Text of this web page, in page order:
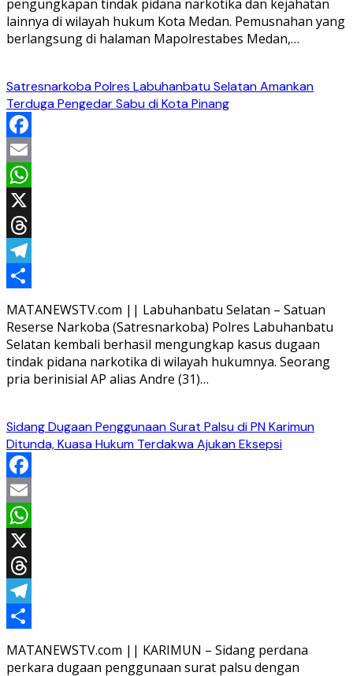
pengungkapan tindak pidana narkotika dan kejahatan
lainnya di wilayah hukum Kota Medan. Pemusnahan yang
berlangsung di halaman Mapolrestabes Medan,…
Satresnarkoba Polres Labuhanbatu Selatan Amankan
Terduga Pengedar Sabu di Kota Pinang
Facebook
Email
WhatsApp
X
Threads
Telegram
Share
MATANEWSTV.com || Labuhanbatu Selatan – Satuan
Reserse Narkoba (Satresnarkoba) Polres Labuhanbatu
Selatan kembali berhasil mengungkap kasus dugaan
tindak pidana narkotika di wilayah hukumnya. Seorang
pria berinisial AP alias Andre (31)…
Sidang Dugaan Penggunaan Surat Palsu di PN Karimun
Ditunda, Kuasa Hukum Terdakwa Ajukan Eksepsi
Facebook
Email
WhatsApp
X
Threads
Telegram
Share
MATANEWSTV.com || KARIMUN – Sidang perdana
perkara dugaan penggunaan surat palsu dengan